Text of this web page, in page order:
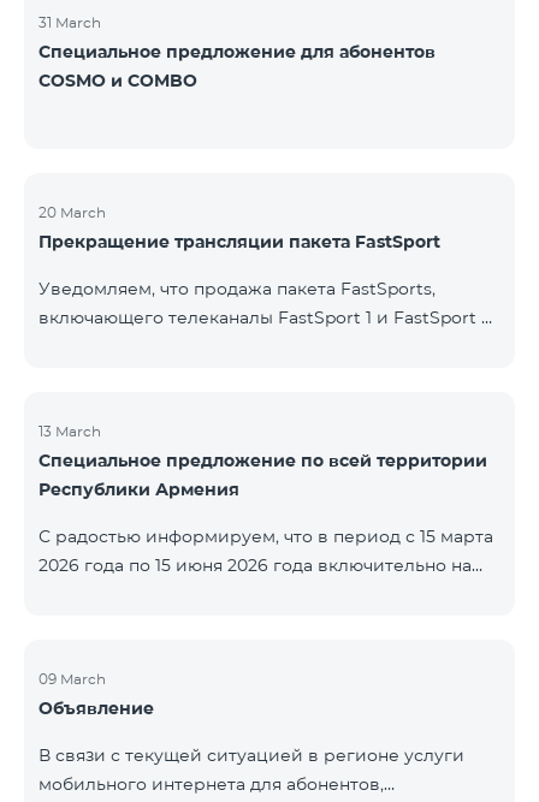
31 March
Специальное предложение для абонентов
COSMO и COMBO
20 March
Прекращение трансляции пакета FastSport
Уведомляем, что продажа пакета FastSports,
включающего телеканалы FastSport 1 и FastSport 2,
решением вещателя. По вопросам или для
получения дополнительной информации просим
обращаться в компанию «Фаст Медиа».
13 March
Специальное предложение по всей территории
Республики Армения
С радостью информируем, что в период с 15 марта
2026 года по 15 июня 2026 года включительно на
Региональный будут доступны со скидкой 25% при
подключении на 12 месяцев с автоматическим
пакет COMBO 4 9900 также предоставляется со
скидкой 25% сроком на 12 месяцев. Кроме того, для
09 March
Объявление
В связи с текущей ситуацией в регионе услуги
мобильного интернета для абонентов,